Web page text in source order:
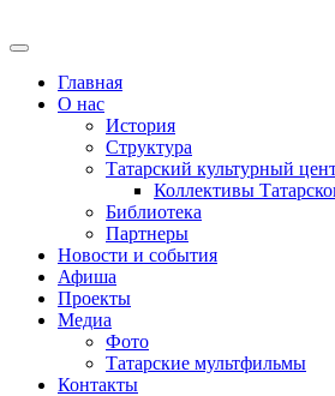
Главная
О нас
История
Структура
Татарский культурный
Коллективы
Библиотека
Партнеры
Новости и события
Афиша
Проекты
Медиа
Фото
Татарские мультфильмы
Контакты